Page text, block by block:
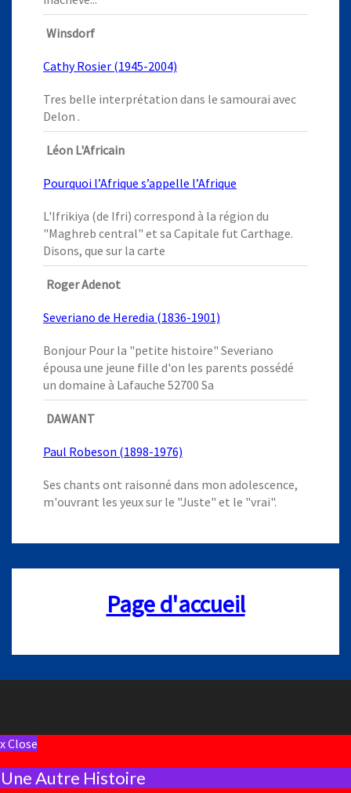
Winsdorf
Cathy Rosier (1945-2004)
Tres belle interprétation dans le samourai avec
Delon .
Léon L'Africain
Pourquoi l’Afrique s’appelle l’Afrique
L'Ifrikiya (de Ifri) correspond à la région du
"Maghreb central" et sa Capitale fut Carthage.
Disons, que sur la carte
Roger Adenot
Severiano de Heredia (1836-1901)
Bonjour Pour la "petite histoire" Severiano
épousa une jeune fille d'on les parents possédé
un domaine à Lafauche 52700 Sa
DAWANT
Paul Robeson (1898-1976)
Ses chants ont raisonné dans mon adolescence,
m'ouvrant les yeux sur le "Juste" et le "vrai".
Page d'accueil
x Close
Une Autre Histoire